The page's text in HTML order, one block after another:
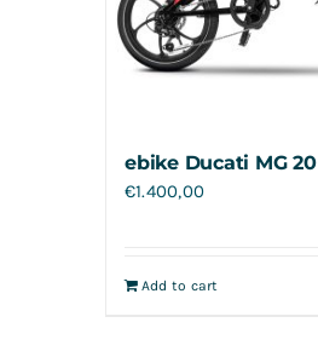
ebike Ducati MG 20
€1.400,00
Add to cart